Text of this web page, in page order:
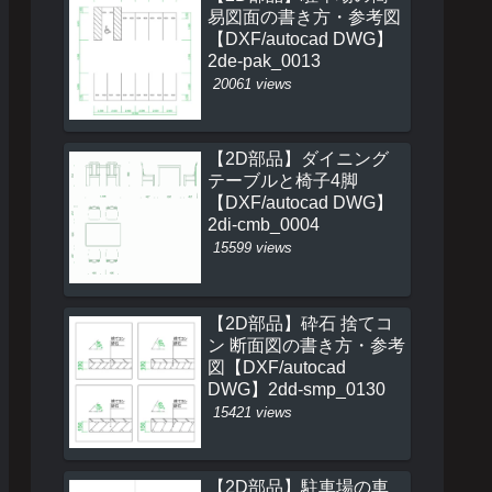
易図面の書き方・参考図
【DXF/autocad DWG】
2de-pak_0013
20061 views
【2D部品】ダイニング
テーブルと椅子4脚
【DXF/autocad DWG】
2di-cmb_0004
15599 views
【2D部品】砕石 捨てコ
ン 断面図の書き方・参考
図【DXF/autocad
DWG】2dd-smp_0130
15421 views
【2D部品】駐車場の車